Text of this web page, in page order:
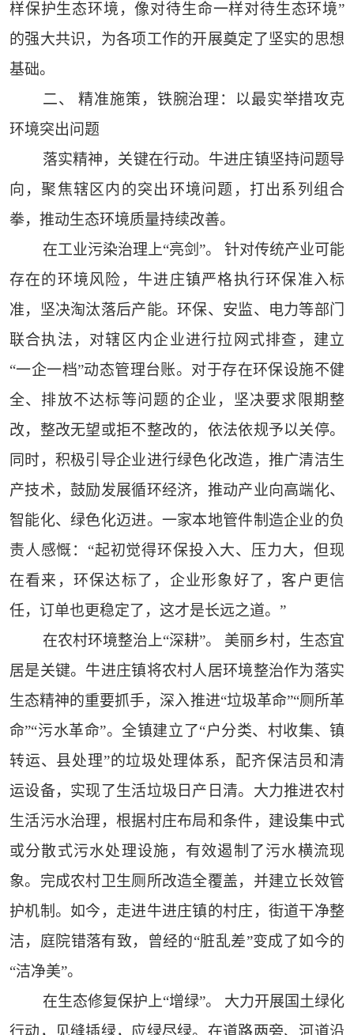
样保护生态环境，像对待生命一样对待生态环境”
的强大共识，为各项工作的开展奠定了坚实的思想
基础。
二、 精准施策，铁腕治理：以最实举措攻克
环境突出问题
落实精神，关键在行动。牛进庄镇坚持问题导
向，聚焦辖区内的突出环境问题，打出系列组合
拳，推动生态环境质量持续改善。
在工业污染治理上“亮剑”。 针对传统产业可能
存在的环境风险，牛进庄镇严格执行环保准入标
准，坚决淘汰落后产能。环保、安监、电力等部门
联合执法，对辖区内企业进行拉网式排查，建立
“一企一档”动态管理台账。对于存在环保设施不健
全、排放不达标等问题的企业，坚决要求限期整
改，整改无望或拒不整改的，依法依规予以关停。
同时，积极引导企业进行绿色化改造，推广清洁生
产技术，鼓励发展循环经济，推动产业向高端化、
智能化、绿色化迈进。一家本地管件制造企业的负
责人感慨：“起初觉得环保投入大、压力大，但现
在看来，环保达标了，企业形象好了，客户更信
任，订单也更稳定了，这才是长远之道。”
在农村环境整治上“深耕”。 美丽乡村，生态宜
居是关键。牛进庄镇将农村人居环境整治作为落实
生态精神的重要抓手，深入推进“垃圾革命”“厕所革
命”“污水革命”。全镇建立了“户分类、村收集、镇
转运、县处理”的垃圾处理体系，配齐保洁员和清
运设备，实现了生活垃圾日产日清。大力推进农村
生活污水治理，根据村庄布局和条件，建设集中式
或分散式污水处理设施，有效遏制了污水横流现
象。完成农村卫生厕所改造全覆盖，并建立长效管
护机制。如今，走进牛进庄镇的村庄，街道干净整
洁，庭院错落有致，曾经的“脏乱差”变成了如今的
“洁净美”。
在生态修复保护上“增绿”。 大力开展国土绿化
行动，见缝插绿，应绿尽绿。在道路两旁、河道沿